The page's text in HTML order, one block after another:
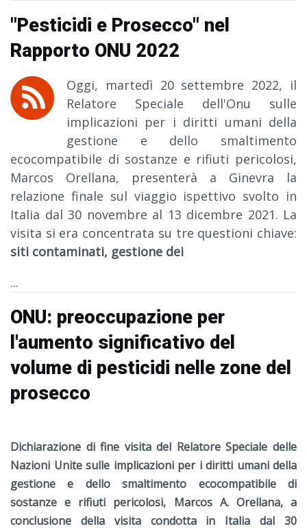
"Pesticidi e Prosecco" nel
Rapporto ONU 2022
Oggi, martedì 20 settembre 2022, il
Relatore Speciale dell'Onu sulle
implicazioni per i diritti umani della
gestione e dello smaltimento
ecocompatibile di sostanze e rifiuti pericolosi,
Marcos Orellana, presenterà a Ginevra la
relazione finale sul viaggio ispettivo svolto in
Italia dal 30 novembre al 13 dicembre 2021. La
visita si era concentrata su tre questioni chiave:
siti contaminati, gestione dei
...
ONU: preoccupazione per
l'aumento significativo del
volume di pesticidi nelle zone del
prosecco
Dichiarazione di fine visita del Relatore Speciale delle
Nazioni Unite sulle implicazioni per i diritti umani della
gestione e dello smaltimento ecocompatibile di
sostanze e rifiuti pericolosi, Marcos A. Orellana, a
conclusione della visita condotta in Italia dal 30